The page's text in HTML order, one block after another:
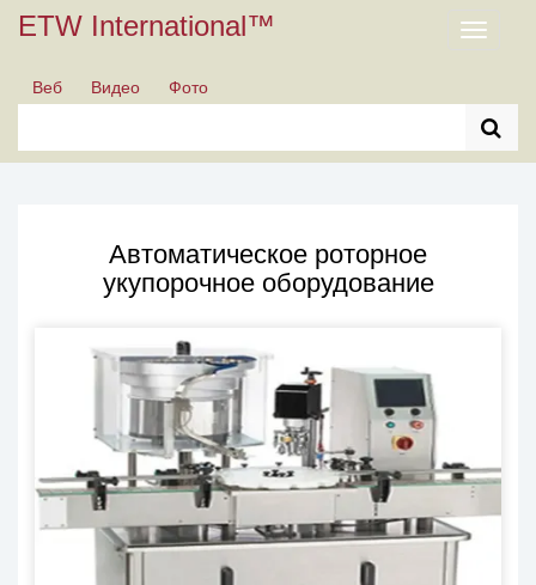
ETW International™
Toggle
Веб
Видео Фото
Автоматическое роторное
укупорочное оборудование